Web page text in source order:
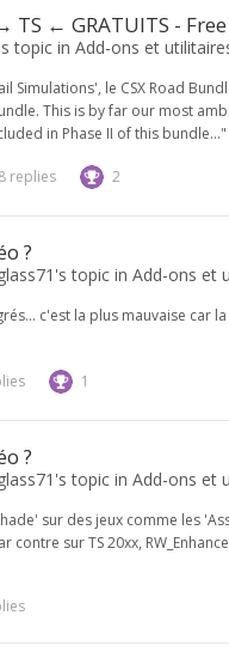
← GRATUITS - Free
topic in Add-ons et
Simulations', le CSX Road
This is by far our most
in Phase II of this
replies 2
?
topic in Add-ons et
c'est la plus mauvaise car
1
?
topic in Add-ons et
sur des jeux comme les
contre sur TS 20xx,